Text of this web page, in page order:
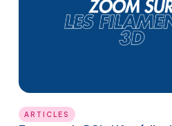
ARTICLES